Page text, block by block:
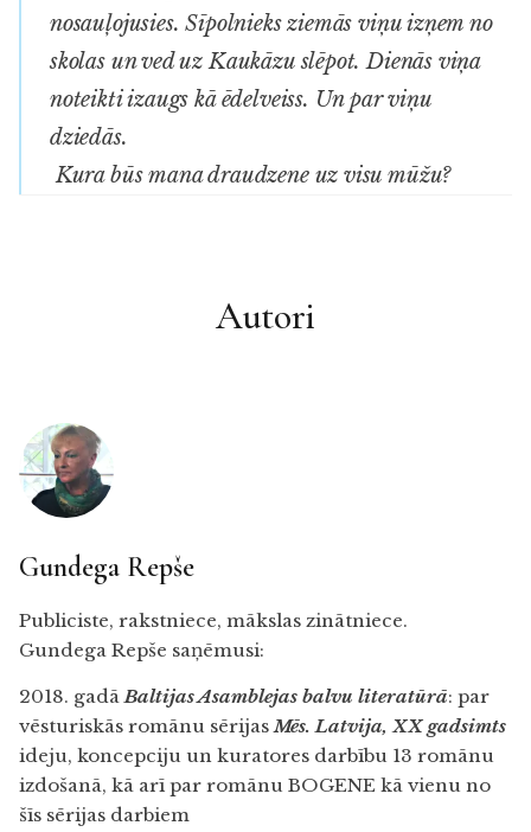
nosauļojusies. Sīpolnieks ziemās viņu izņem no
skolas un ved uz Kaukāzu slēpot. Dienās viņa
noteikti izaugs kā ēdelveiss. Un par viņu
dziedās.
Kura būs mana draudzene uz visu mūžu?
Autori
Gundega Repše
Publiciste, rakstniece, mākslas zinātniece.
Gundega Repše saņēmusi:
2018. gadā Baltijas Asamblejas balvu literatūrā: par
vēsturiskās romānu sērijasMēs. Latvija, XX gadsimts
ideju, koncepciju un kuratores darbību 13 romānu
izdošanā, kā arī par romānu BOGENE kā vienu no
šīs sērijas darbiem